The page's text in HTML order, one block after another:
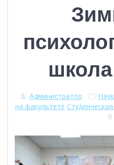
Администратор
на факультете
0